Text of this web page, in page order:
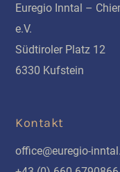
Euregio Inntal –
e.V.
Südtiroler Platz 12
6330 Kufstein
Kontakt
office@euregio-